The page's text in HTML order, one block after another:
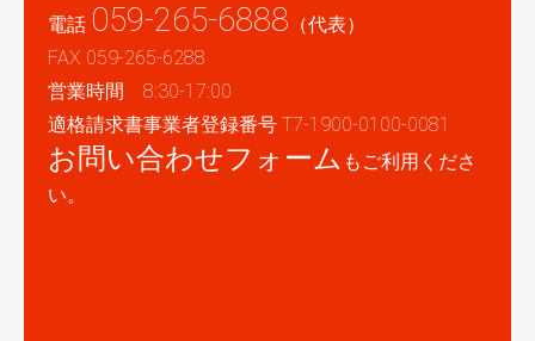
電話 059-265-6888 （代表）
FAX 059-265-6288
営業時間 8:30-17:00
適格請求書事業者登録番号 T7-1900-0100-0081
お問い合わせフォーム もご利用くださ
い。